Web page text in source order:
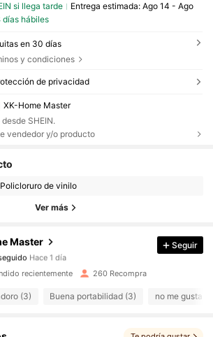
si llega tarde Entrega estimada: Ago 14 - Ago
días hábiles
en 30 días
y condiciones
de privacidad
XK-Home Master
SHEIN.
vendedor y/o producto
Policloruro de vinilo
Ver más
Master
Seguidores
seguido
Hace 1 día
Seguidores
129 Seguidores
Seguir
recientemente 260 Recompra
(3) Buena portabilidad (3) no me gusta